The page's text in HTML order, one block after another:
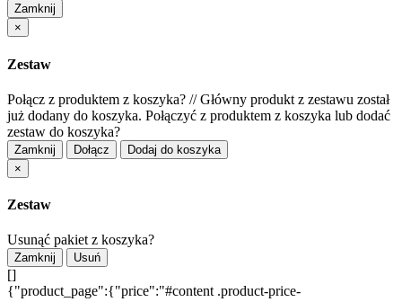
Zamknij
×
Zestaw
Połącz z produktem z koszyka? //Główny produkt z zestawu został
już dodany do koszyka. Połączyć z produktem z koszyka lub dodać
zestaw do koszyka?
Zamknij Dołącz
Dodaj do koszyka
×
Zestaw
Usunąć pakiet z koszyka?
Zamknij Usuń
[]
{"product_page":{"price":"#content .product-price-